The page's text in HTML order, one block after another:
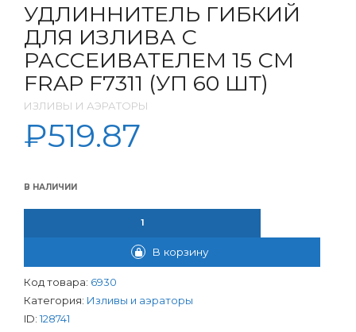
УДЛИННИТЕЛЬ ГИБКИЙ
ДЛЯ ИЗЛИВА С
РАССЕИВАТЕЛЕМ 15 СМ
FRAP F7311 (УП 60 ШТ)
ИЗЛИВЫ И АЭРАТОРЫ
₽519.87
В НАЛИЧИИ
В корзину
Код товара: 6930
Категория: Изливы и аэраторы
ID: 128741